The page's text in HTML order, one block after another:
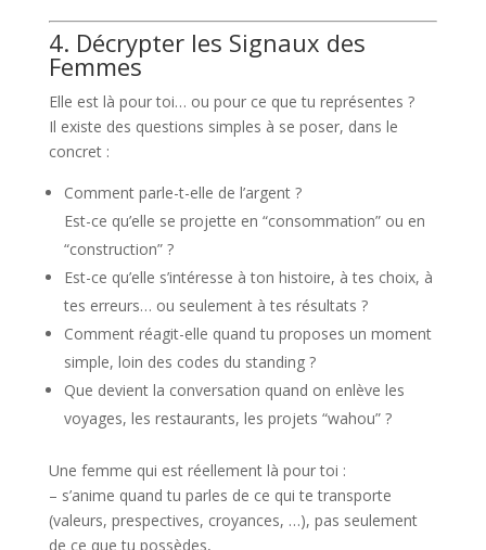
4. Décrypter les Signaux des
Femmes
Elle est là pour toi… ou pour ce que tu représentes ?
Il existe des questions simples à se poser, dans le
concret :
Comment parle-t-elle de l’argent ?
Est-ce qu’elle se projette en “consommation” ou en
“construction” ?
Est-ce qu’elle s’intéresse à ton histoire, à tes choix, à
tes erreurs… ou seulement à tes résultats ?
Comment réagit-elle quand tu proposes un moment
simple, loin des codes du standing ?
Que devient la conversation quand on enlève les
voyages, les restaurants, les projets “wahou” ?
Une femme qui est réellement là pour toi :
– s’anime quand tu parles de ce qui te transporte
(valeurs, prespectives, croyances, …), pas seulement
de ce que tu possèdes,